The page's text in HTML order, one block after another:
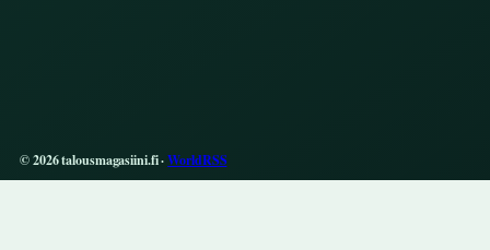
© 2026 talousmagasiini.fi ·WorldRSS